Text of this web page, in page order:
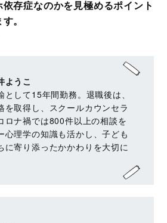
存症なのかを見極めるポイント
。
ようこ
して15年間勤務。退職後は、
を取得し、スクールカウンセラ
ロナ禍では800件以上の相談を
心理学の知識も活かし、子ども
に寄り添ったかかわりを大切に